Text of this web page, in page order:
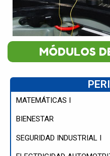
MÓDULOS
MATEMÁTICAS I
BIENESTAR
SEGURIDAD INDUSTRIAL I